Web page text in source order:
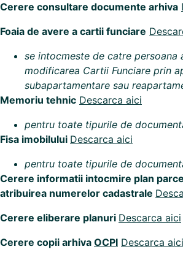
Cerere consultare documente arhiva
Foaia de avere a cartii funciare
se intocmeste de catre persoana
modificarea Cartii Funciare prin
subapartamentare sau
Memoriu tehnic Descarca aici
pentru toate tipurile de
Fisa imobilului Descarca aici
pentru toate tipurile de
Cerere informatii intocmire plan
atribuirea numerelor cadastrale
Cerere eliberare planuri Descarca aici
Cerere copii arhiva OCPI Descarca aici